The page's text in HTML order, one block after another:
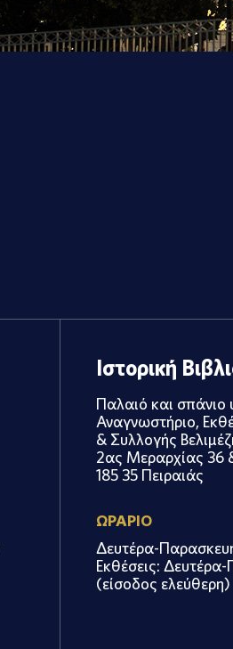
Ιστορική
Παλαιό και σπάνιο
Αναγνωστήριο,
& Συλλογής
2ας Μεραρχίας 36
185 35 Πειραιάς
ΩΡΑΡΙΟ
Δευτέρα-
Εκθέσεις:
(είσοδος ελεύθερη)